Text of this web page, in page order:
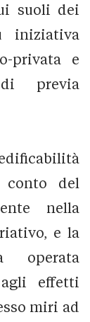
suoli dei
iniziativa
privata e
previa
del
nella
e la
operata
effetti
miri ad